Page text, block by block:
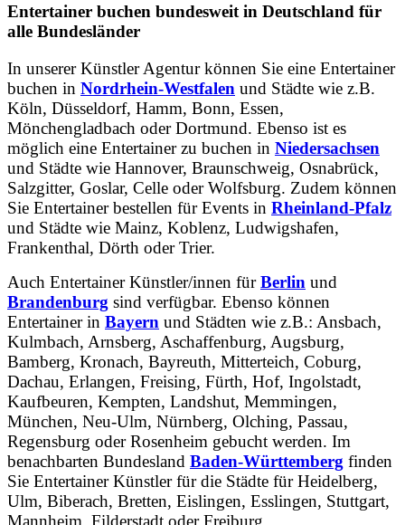
Entertainer buchen bundesweit in Deutschland für
alle Bundesländer
In unserer Künstler Agentur können Sie eine Entertainer
buchen in Nordrhein-Westfalen und Städte wie z.B.
Köln, Düsseldorf, Hamm, Bonn, Essen,
Mönchengladbach oder Dortmund. Ebenso ist es
möglich eine Entertainer zu buchen in Niedersachsen
und Städte wie Hannover, Braunschweig, Osnabrück,
Salzgitter, Goslar, Celle oder Wolfsburg. Zudem können
Sie Entertainer bestellen für Events in Rheinland-Pfalz
und Städte wie Mainz, Koblenz, Ludwigshafen,
Frankenthal, Dörth oder Trier.
Auch Entertainer Künstler/innen fürBerlin und
Brandenburg sind verfügbar. Ebenso können
Entertainer in Bayern und Städten wie z.B.: Ansbach,
Kulmbach, Arnsberg, Aschaffenburg, Augsburg,
Bamberg, Kronach, Bayreuth, Mitterteich, Coburg,
Dachau, Erlangen, Freising, Fürth, Hof, Ingolstadt,
Kaufbeuren, Kempten, Landshut, Memmingen,
München, Neu-Ulm, Nürnberg, Olching, Passau,
Regensburg oder Rosenheim gebucht werden. Im
benachbarten Bundesland Baden-Württemberg finden
Sie Entertainer Künstler für die Städte für Heidelberg,
Ulm, Biberach, Bretten, Eislingen, Esslingen, Stuttgart,
Mannheim, Filderstadt oder Freiburg.